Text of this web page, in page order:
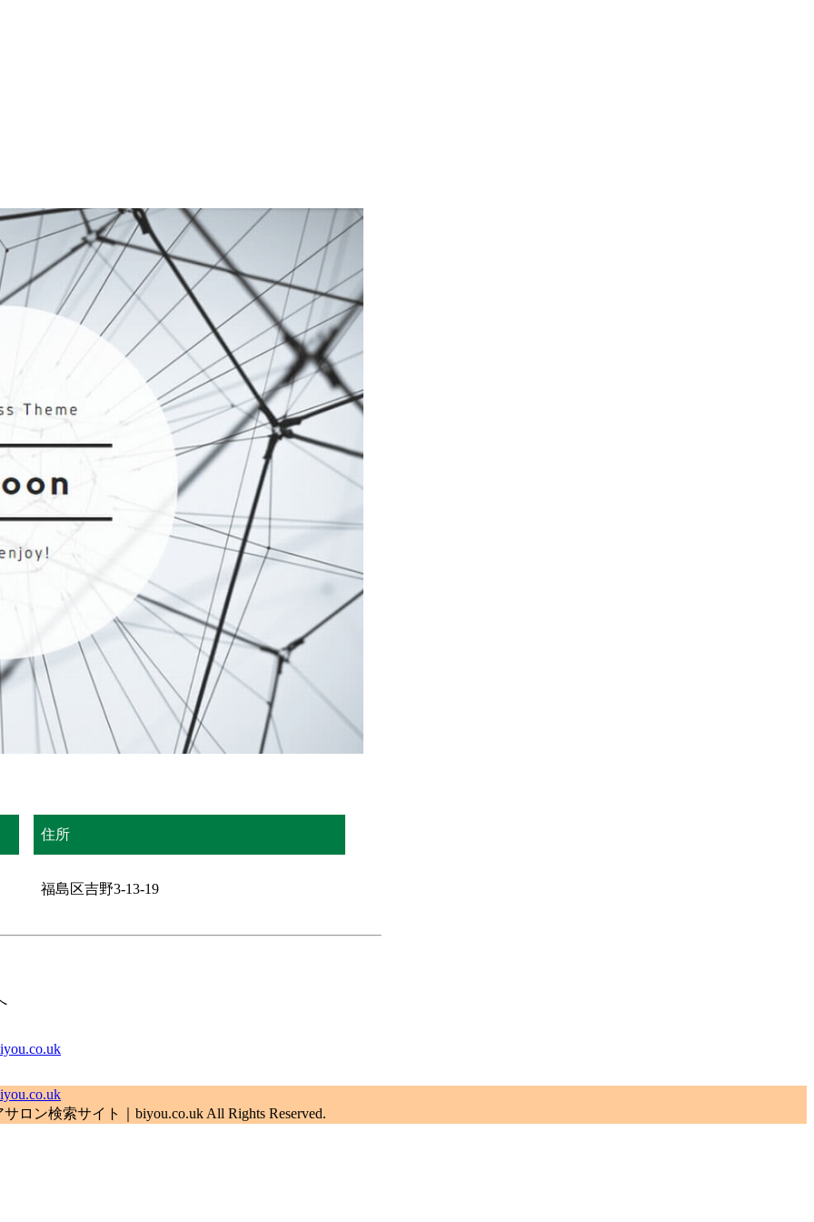
住所
福島区吉野3-13-19
ロン検索サイト｜biyou.co.uk All Rights Reserved.